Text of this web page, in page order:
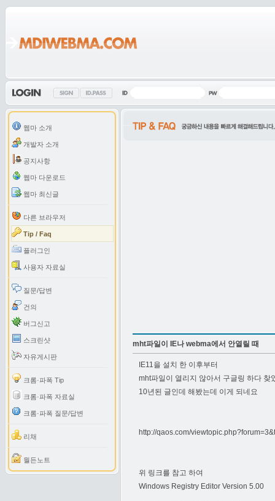
웹마 소개
개발자 소개
공지사항
웹마 다운로드
웹마 최신글
다른 브라우저
Tip / Faq
플러그인
사용자 자료실
질문/답변
건의
버그신고
스크린샷
자유게시판
크롬·파폭 Tip
크롬·파폭 자료실
크롬·파폭 질문/답변
리채
월든노트
mht파일이 IE나 webma에서 안열릴 때
IE11을 설치 한 이후부터
mht파일이 열리지 않아서 구글링 하다 찾
10년된 글인데 해봤는데 이게 되네요
http://qaos.com/
위 링크를 참고 하여
Windows Registry Editor Version 5.00